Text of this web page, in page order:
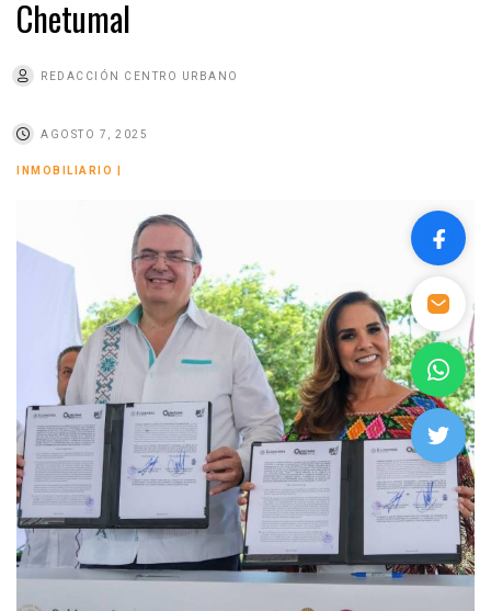
Chetumal
REDACCIÓN CENTRO URBANO
AGOSTO 7, 2025
INMOBILIARIO